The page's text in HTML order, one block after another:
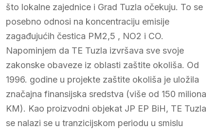
što lokalne zajednice i Grad Tuzla očekuju. To se
posebno odnosi na koncentraciju emisije
zagađujućih čestica PM2,5 , NO2 i CO.
Napominjem da TE Tuzla izvršava sve svoje
zakonske obaveze iz oblasti zaštite okoliša. Od
1996. godine u projekte zaštite okoliša je uložila
značajna finansijska sredstva (više od 150 miliona
KM). Kao proizvodni objekat JP EP BiH, TE Tuzla
se nalazi se u tranzicijskom periodu u smislu